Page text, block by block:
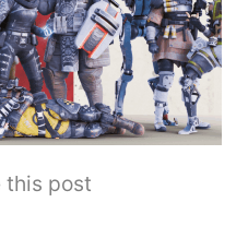
this post